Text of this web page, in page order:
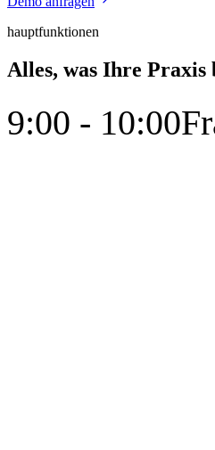
hauptfunktionen
Alles, was Ihre Praxis
9:00 - 10:00